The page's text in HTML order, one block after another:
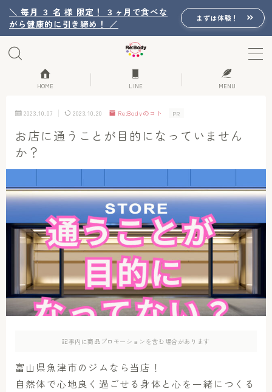
＼ 毎月 ３ 名 様 限定！ ３ヶ月で食べな
がら健康的に引き締め！ ／
まずは体験！
MENU
Re:Bodyの想い
Re:Bodyのセッション
初回体験詳細
Re:Bodyのメニュー
記事カテゴリー一覧
プロフィール
アクセス
HOME LINE MENU
2023.10.07 2023.10.20 Re:Bodyのコト PR
お店に通うことが目的になっていません
か？
記事内に商品プロモーションを含む場合があります
富山県魚津市のジムなら当店！
自然体で心地良く過ごせる身体と心を一緒につくる